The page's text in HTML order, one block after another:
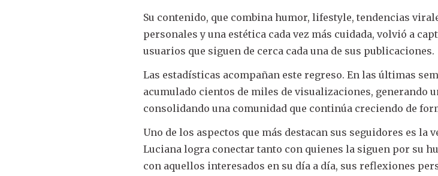
Su contenido, que combina humor, lifestyle, tendencias
personales y una estética cada vez más cuidada, volvió a
usuarios que siguen de cerca cada una de sus publicaciones.
Las estadísticas acompañan este regreso. En las últimas
acumulado cientos de miles de visualizaciones, generando
consolidando una comunidad que continúa creciendo de
Uno de los aspectos que más destacan sus seguidores es la
Luciana logra conectar tanto con quienes la siguen por su
con aquellos interesados en su día a día, sus reflexiones